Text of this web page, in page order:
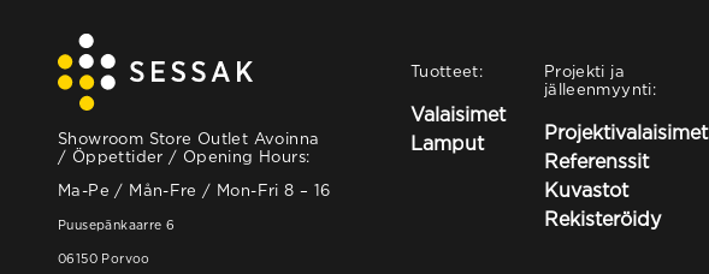
Showroom Store Outlet Avoinna
/ Öppettider / Opening Hours:
Ma-Pe / Mån-Fre / Mon-Fri 8 – 16
Puusepänkaarre 6
06150 Porvoo
Tuotteet:
Valaisimet
Lamput
Projekti ja
jälleenmyynti:
Projektivalaisimet
Referenssit
Kuvastot
Rekisteröidy